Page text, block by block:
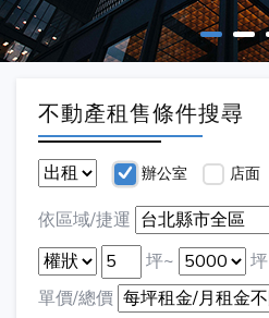
不動產租售條件搜尋
辦公室 店面
依區域/捷運
坪~
坪
單價/總價